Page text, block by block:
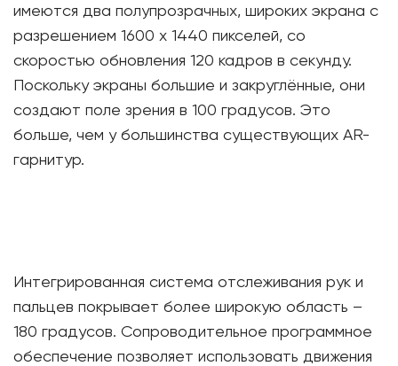
имеются два полупрозрачных, широких экрана с
разрешением 1600 x 1440 пикселей, со
скоростью обновления 120 кадров в секунду.
Поскольку экраны большие и закруглённые, они
создают поле зрения в 100 градусов. Это
больше, чем у большинства существующих AR-
гарнитур.
Интегрированная система отслеживания рук и
пальцев покрывает более широкую область –
180 градусов. Сопроводительное программное
обеспечение позволяет использовать движения